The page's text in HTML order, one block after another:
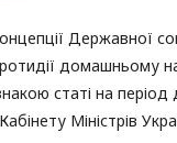
Державної
домашньому
статі на
Міністрів